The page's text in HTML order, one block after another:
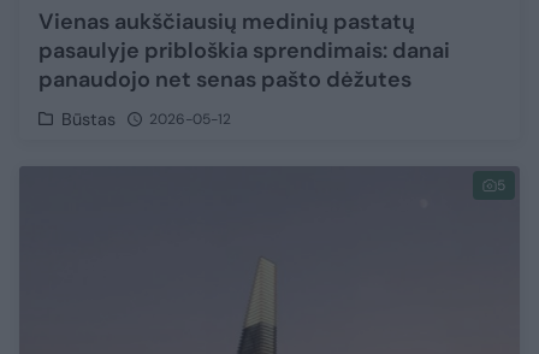
Vienas aukščiausių medinių pastatų
pasaulyje pribloškia sprendimais: danai
panaudojo net senas pašto dėžutes
Būstas 2026-05-12
5